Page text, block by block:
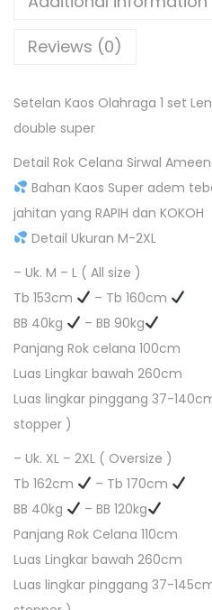
Reviews (0)
Setelan Kaos Olahraga 1 set
double super
Detail Rok Celana Sirwal
Bahan Kaos Super adem
jahitan yang RAPIH dan KOKOH
Detail Ukuran M-2XL
– Uk. M – L ( All size )
Tb 153cm
– Tb 160cm
BB 40kg
– BB 90kg
Panjang Rok celana 100cm
Luas Lingkar bawah 260cm
Luas lingkar pinggang 37-
stopper )
– Uk. XL – 2XL ( Oversize )
Tb 162cm
– Tb 170cm
BB 40kg
– BB 120kg
Panjang Rok Celana 110cm
Luas Lingkar bawah 260cm
Luas lingkar pinggang 37-